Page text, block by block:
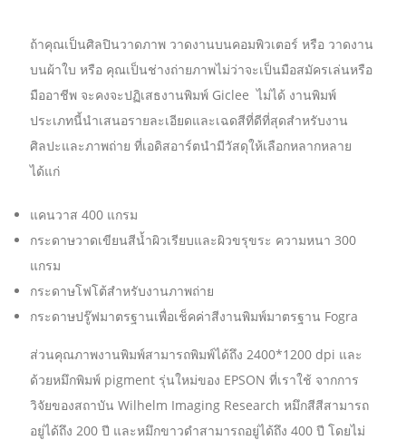
ถ้าคุณเป็นศิลปินวาดภาพ วาดงานบนคอมพิวเตอร์ หรือ วาดงาน
บนผ้าใบ หรือ คุณเป็นช่างถ่ายภาพไม่ว่าจะเป็นมือสมัครเล่นหรือ
มืออาชีพ จะคงจะปฏิเสธงานพิมพ์ Giclee ไม่ได้ งานพิมพ์
ประเภทนี้นำเสนอรายละเอียดและเฉดสีที่ดีที่สุดสำหรับงาน
ศิลปะและภาพถ่าย ที่เอดิสอาร์ตนำมีวัสดุให้เลือกหลากหลาย
ได้แก่
แคนวาส 400 แกรม
กระดาษวาดเขียนสีน้ำผิวเรียบและผิวขรุขระ ความหนา 300
แกรม
กระดาษโฟโต้สำหรับงานภาพถ่าย
กระดาษปรู๊ฟมาตรฐานเพื่อเช็คค่าสีงานพิมพ์มาตรฐาน Fogra
ส่วนคุณภาพงานพิมพ์สามารถพิมพ์ได้ถึง 2400*1200 dpi และ
ด้วยหมึกพิมพ์ pigment รุ่นใหม่ของ EPSON ที่เราใช้ จากการ
วิจัยของสถาบัน Wilhelm Imaging Research หมึกสีสีสามารถ
อยู่ได้ถึง 200 ปี และหมึกขาวดำสามารถอยู่ได้ถึง 400 ปี โดยไม่